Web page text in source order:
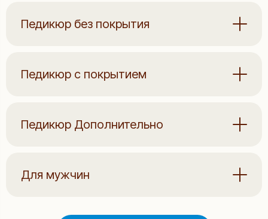
Педикюр без покрытия
Педикюр с покрытием
Педикюр Дополнительно
Для мужчин